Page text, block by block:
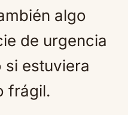
algo
de urgencia
si estuviera
frágil.